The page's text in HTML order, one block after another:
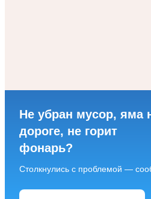
Не убран мусор, яма
дороге, не горит
фонарь?
Столкнулись с проблемой —